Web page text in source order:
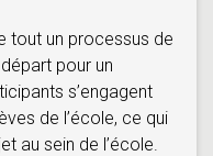
tout un processus de
pour un
s’engagent
de l’école, ce qui
au sein de l’école.